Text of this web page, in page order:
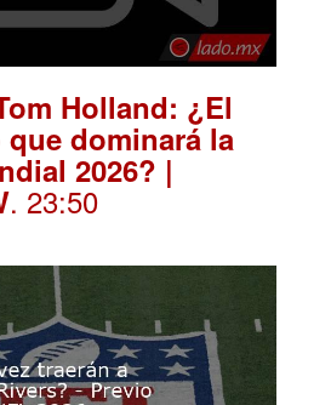
Holland: ¿El
dominará la
2026? |
. 23:50